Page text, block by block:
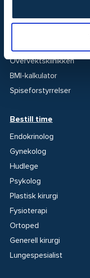
Volvat Kosmetiske
Overvektsklinikken
BMI-kalkulator
Spiseforstyrrelser
Bestill time
Endokrinolog
Gynekolog
Hudlege
Psykolog
Plastisk kirurgi
Fysioterapi
Ortoped
Generell kirurgi
Lungespesialist